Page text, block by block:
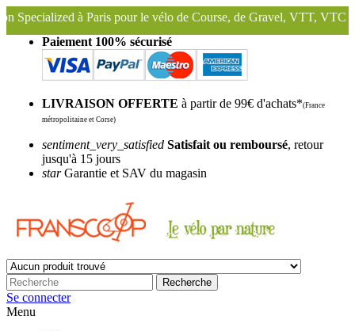
le vélo de Course, de Gravel, VTT, VTC ...
Nous conservons
Paiement 100% sécurisé
LIVRAISON OFFERTE à partir de 99€ d'achats*(France
métropolitaine et Corse)
sentiment_very_satisfied Satisfait ou remboursé, retour
jusqu'à 15 jours
starGarantie et SAV du magasin
Recherche
Se connecter
Menu